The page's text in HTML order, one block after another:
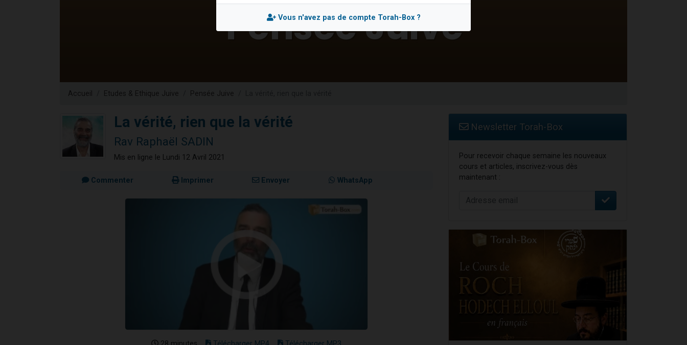
3 personnes viennent de nous rejoindre sur WhatsApp
Accueil Etudes & Ethique Juive Pensée Juive
La vérité, rien que la vérité
Rav Raphaël SADIN
Mis en ligne le Lundi 12 Avril 2021
Commenter Imprimer Envoyer WhatsApp
Newsletter Torah-Box
Pour recevoir chaque semaine les nouveaux
cours et articles, inscrivez-vous dès
maintenant :
Vous n'avez pas de compte Torah-Box ?